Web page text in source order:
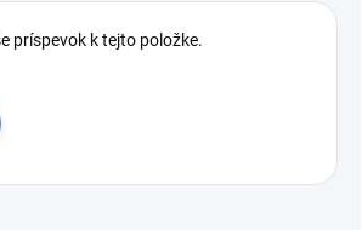
príspevok k tejto položke.